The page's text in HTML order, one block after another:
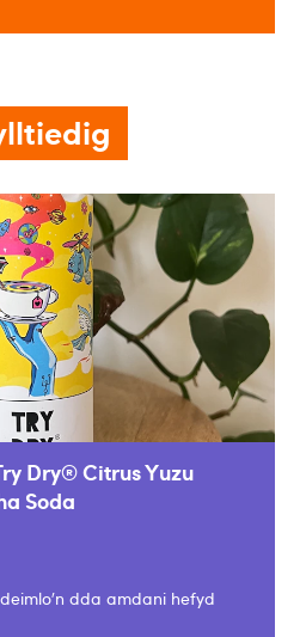
Dry® Citrus Yuzu
Soda
dda amdani hefyd